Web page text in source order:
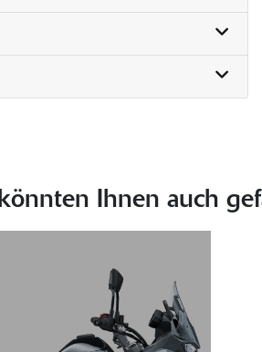
Ihnen auch